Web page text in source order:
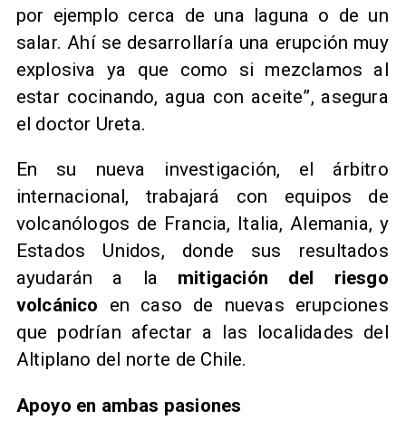
por ejemplo cerca de una laguna o de un
salar. Ahí se desarrollaría una erupción muy
explosiva ya que como si mezclamos al
estar cocinando, agua con aceite”, asegura
el doctor Ureta.
En su nueva investigación, el árbitro
internacional, trabajará con equipos de
volcanólogos de Francia, Italia, Alemania, y
Estados Unidos, donde sus resultados
ayudarán a la mitigación del riesgo
volcánico en caso de nuevas erupciones
que podrían afectar a las localidades del
Altiplano del norte de Chile.
Apoyo en ambas pasiones